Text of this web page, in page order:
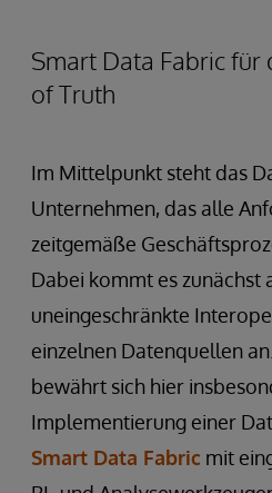
Smart Data Fabric für
of Truth
Im Mittelpunkt steht das
Unternehmen, das alle
zeitgemäße
Dabei kommt es zunächst
uneingeschränkte
einzelnen Datenquellen
bewährt sich hier
Implementierung einer
Smart Data Fabric mit